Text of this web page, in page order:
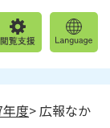
度> 広報なか